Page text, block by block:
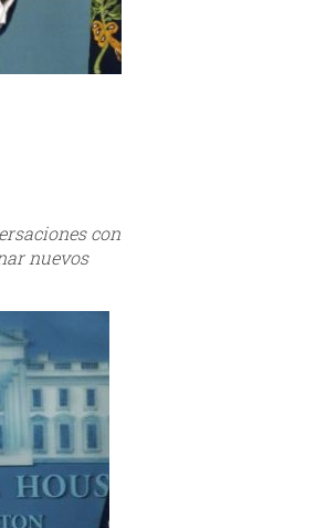
con
nuevos